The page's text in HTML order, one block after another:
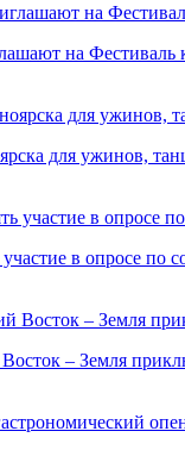
на
для ужинов,
в опросе по
– Земля